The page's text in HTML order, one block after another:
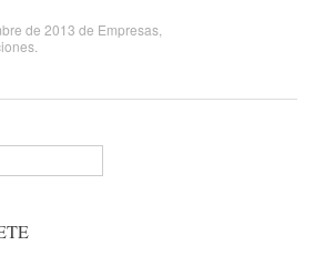
de 2013 de Empresas,
.